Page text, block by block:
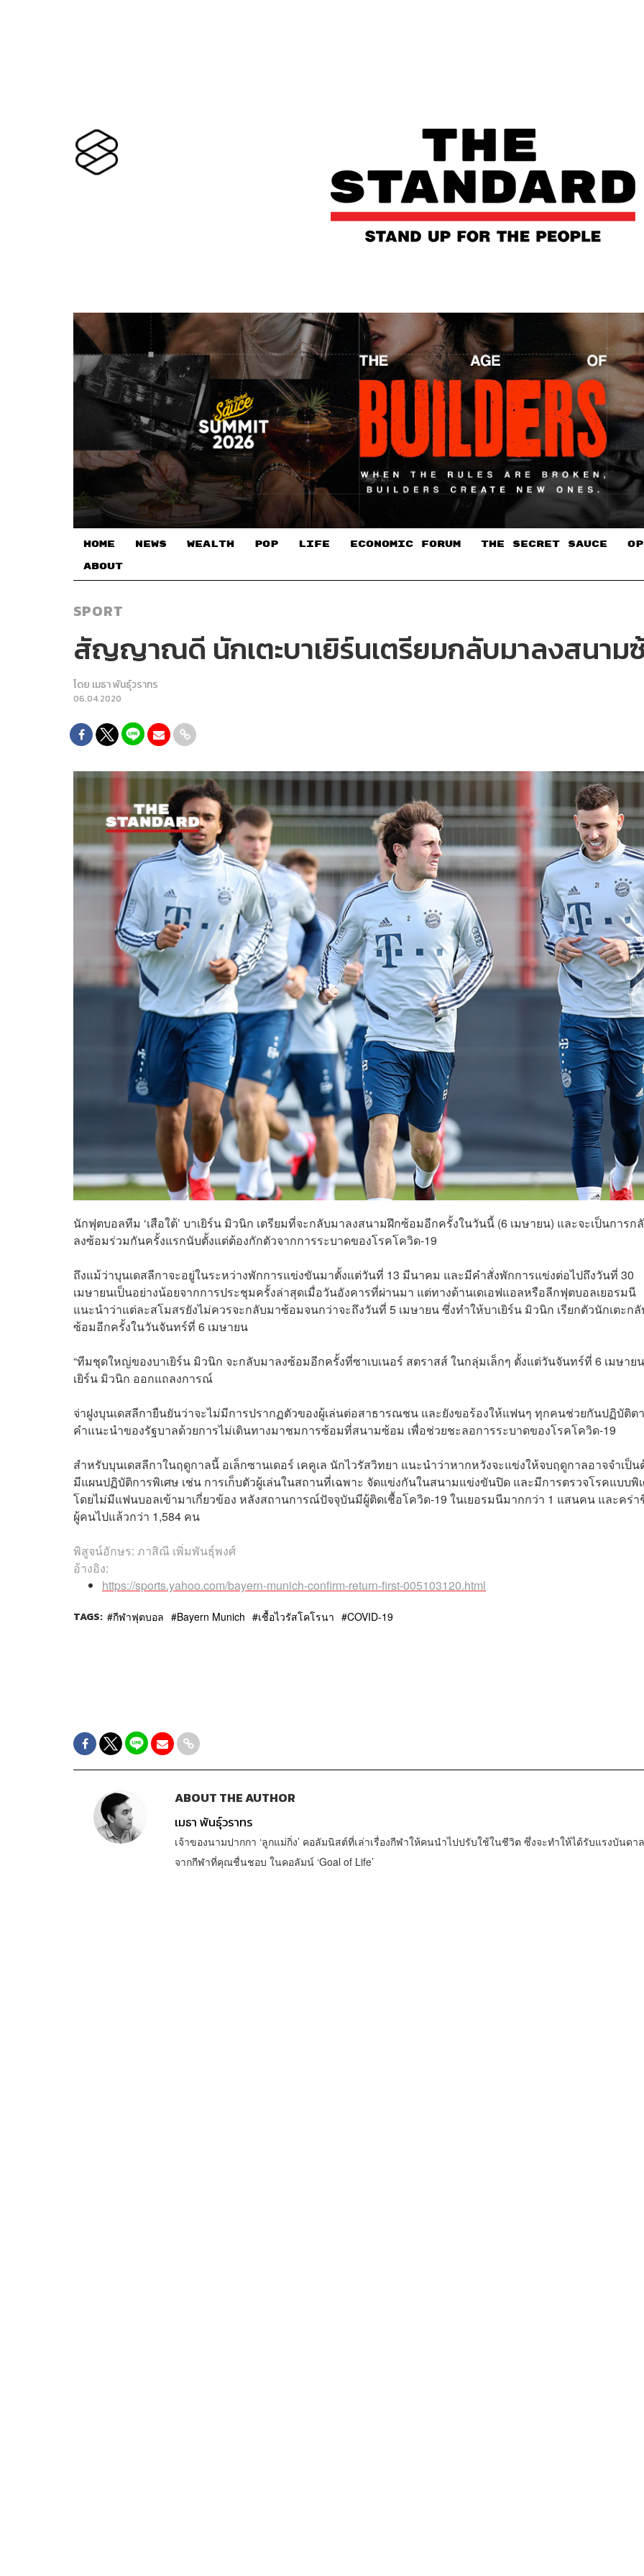
HOME NEWS WEALTH POP LIFE ECONOMIC FORUM THE SECRET SAUCE​
ABOUT
SPORT
สัญญาณดี นักเตะบาเยิร์นเตรียมกลับมาลงสนาม
โดย เมธา พันธุ์วราทร
06.04.2020
นักฟุตบอลทีม ‘เสือใต้’ บาเยิร์น มิวนิก เตรียมที่จะกลับมาลงสนามฝึกซ้อมอีกครั้งในวันนี้ (6 เมษายน) และจะเป็นการก
ลงซ้อมร่วมกันครั้งแรกนับตั้งแต่ต้องกักตัวจากการระบาดของโรคโควิด-19
ถึงแม้ว่าบุนเดสลีกาจะอยู่ในระหว่างพักการแข่งขันมาตั้งแต่วันที่ 13 มีนาคม และมีคำสั่งพักการแข่งต่อไปถึงวันที่ 30
เมษายนเป็นอย่างน้อยจากการประชุมครั้งล่าสุดเมื่อวันอังคารที่ผ่านมา แต่ทางด้านเดเอฟแอลหรือลีกฟุตบอลเยอรมนี
แนะนำว่าแต่ละสโมสรยังไม่ควรจะกลับมาซ้อมจนกว่าจะถึงวันที่ 5 เมษายน ซึ่งทำให้บาเยิร์น มิวนิก เรียกตัวนักเตะก
ซ้อมอีกครั้งในวันจันทร์ที่ 6 เมษายน
“ทีมชุดใหญ่ของบาเยิร์น มิวนิก จะกลับมาลงซ้อมอีกครั้งที่ซาเบเนอร์ สตราสส์ ในกลุ่มเล็กๆ ตั้งแต่วันจันทร์ที่ 6 เมษายน
เยิร์น มิวนิก ออกแถลงการณ์
จ่าฝูงบุนเดสลีกายืนยันว่าจะไม่มีการปรากฏตัวของผู้เล่นต่อสาธารณชน และยังขอร้องให้แฟนๆ ทุกคนช่วยกันปฏิบัติต
คำแนะนำของรัฐบาลด้วยการไม่เดินทางมาชมการซ้อมที่สนามซ้อม เพื่อช่วยชะลอการระบาดของโรคโควิด-19
สำหรับบุนเดสลีกาในฤดูกาลนี้ อเล็กซานเดอร์ เคคูเล นักไวรัสวิทยา แนะนำว่าหากหวังจะแข่งให้จบฤดูกาลอาจจำเป็น
มีแผนปฏิบัติการพิเศษ เช่น การเก็บตัวผู้เล่นในสถานที่เฉพาะ จัดแข่งกันในสนามแข่งขันปิด และมีการตรวจโรคแบบพิ
โดยไม่มีแฟนบอลเข้ามาเกี่ยวข้อง หลังสถานการณ์ปัจจุบันมีผู้ติดเชื้อโควิด-19 ในเยอรมนีมากกว่า 1 แสนคน และคร่า
ผู้คนไปแล้วกว่า 1,584 คน
พิสูจน์อักษร: ภาสิณี เพิ่มพันธุ์พงศ์
อ้างอิง:
https://sports.yahoo.com/bayern-munich-confirm-return-first-005103120.html
TAGS: กีฬาฟุตบอล Bayern Munich เชื้อไวรัสโคโรนา COVID-19
ABOUT THE AUTHOR
เมธา พันธุ์วราทร
เจ้าของนามปากกา ‘ลูกแม่กิ่ง’ คอลัมนิสต์ที่เล่าเรื่องกีฬาให้คนนำไปปรับใช้ในชีวิต ซึ่งจะทำให้ได้รับแรงบันดา
จากกีฬาที่คุณชื่นชอบ ในคอลัมน์ ‘Goal of Life’